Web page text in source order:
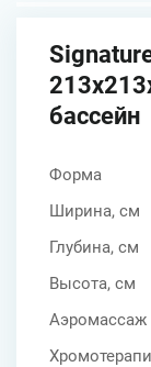
бассейн
Форма
Ширина, см
Глубина, см
Высота, см
Аэромассаж